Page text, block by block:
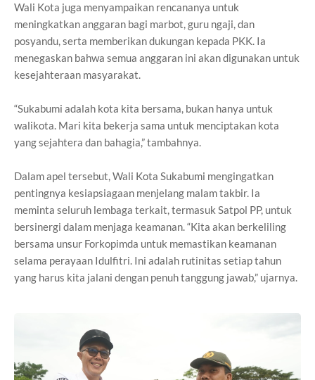
Wali Kota juga menyampaikan rencananya untuk
meningkatkan anggaran bagi marbot, guru ngaji, dan
posyandu, serta memberikan dukungan kepada PKK. Ia
menegaskan bahwa semua anggaran ini akan digunakan untuk
kesejahteraan masyarakat.
“Sukabumi adalah kota kita bersama, bukan hanya untuk
walikota. Mari kita bekerja sama untuk menciptakan kota
yang sejahtera dan bahagia,” tambahnya.
Dalam apel tersebut, Wali Kota Sukabumi mengingatkan
pentingnya kesiapsiagaan menjelang malam takbir. Ia
meminta seluruh lembaga terkait, termasuk Satpol PP, untuk
bersinergi dalam menjaga keamanan. “Kita akan berkeliling
bersama unsur Forkopimda untuk memastikan keamanan
selama perayaan Idulfitri. Ini adalah rutinitas setiap tahun
yang harus kita jalani dengan penuh tanggung jawab,” ujarnya.